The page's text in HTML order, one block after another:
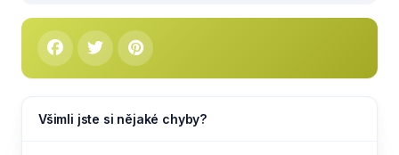
Všimli jste si nějaké chyby?